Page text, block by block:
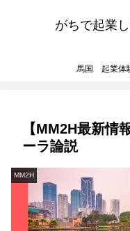
がちで起業
馬国 起業体
【MM2H最新
ーラ論説
MM2H